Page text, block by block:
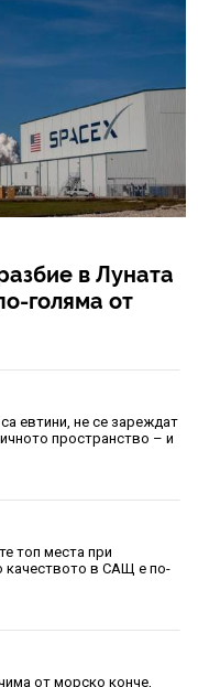
в Луната
голяма от
евтини, не се зареждат
пространство – и
топ места при
качеството в САЩ е по-
от морско конче,